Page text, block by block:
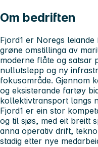
Om bedriften
Fjord1 er Noregs
grøne omstillinga av
moderne flåte og satsar
nullutslepp og ny
fokusområde. Gjennom
og eksisterande fartøy
kollektivtransport langs
Fjord1 er ein stor
og til sjøs, med eit breitt
anna operativ drift,
stadig etter nye